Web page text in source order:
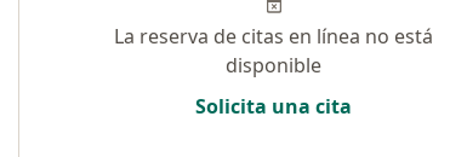
La reserva de citas en línea no está
disponible
Solicita una cita